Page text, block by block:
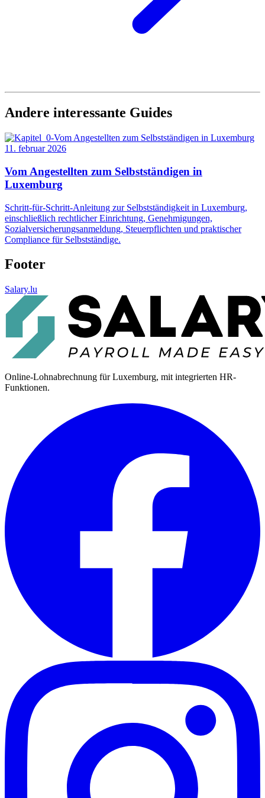
Andere interessante Guides
11. februar 2026
Vom Angestellten zum Selbstständigen in
Luxemburg
Schritt-für-Schritt-Anleitung zur Selbstständigkeit in Luxemburg,
einschließlich rechtlicher Einrichtung, Genehmigungen,
Sozialversicherungsanmeldung, Steuerpflichten und praktischer
Compliance für Selbstständige.
Footer
Salary.lu
Online-Lohnabrechnung für Luxemburg, mit integrierten HR-
Funktionen.